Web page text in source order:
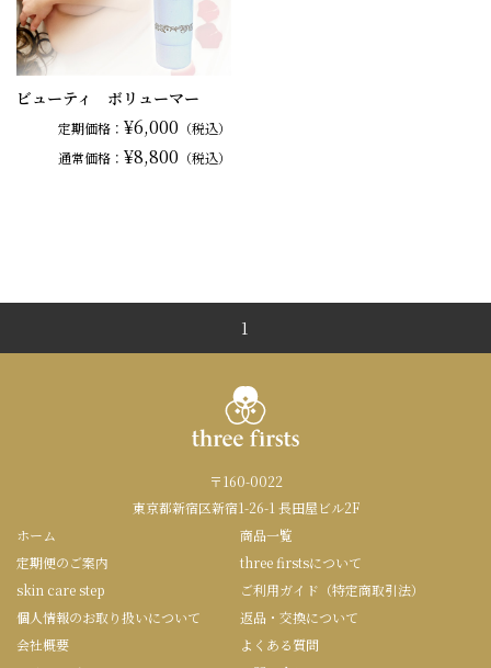
ビューティ ボリューマー
定期価格：¥6,000 （税込）
通常価格：¥8,800 （税込）
1
〒160-0022
東京都新宿区新宿1-26-1 長田屋ビル2F
ホーム
商品一覧
定期便のご案内
three firstsについて
skin care step
ご利用ガイド（特定商取引法）
個人情報のお取り扱いについて
返品・交換について
会社概要
よくある質問